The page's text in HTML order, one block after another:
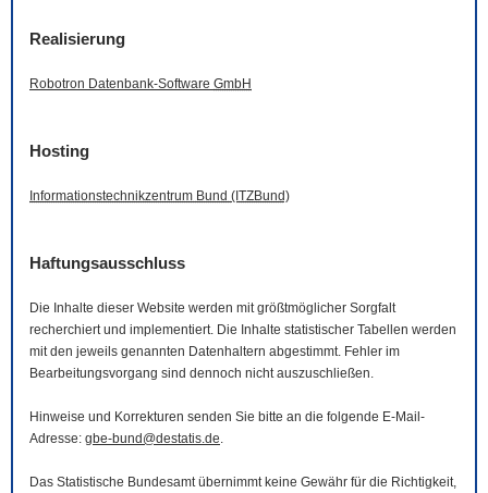
Realisierung
Robotron Datenbank-Software GmbH
Hosting
Informationstechnikzentrum Bund (ITZBund)
Haftungsausschluss
Die Inhalte dieser Website werden mit größtmöglicher Sorgfalt
recherchiert und implementiert. Die Inhalte statistischer Tabellen werden
mit den jeweils genannten Datenhaltern abgestimmt. Fehler im
Bearbeitungsvorgang sind dennoch nicht auszuschließen.
Hinweise und Korrekturen senden Sie bitte an die folgende E-Mail -
Adresse: gbe-bund@destatis.de.
Das Statistische Bundesamt übernimmt keine Gewähr für die Richtigkeit,